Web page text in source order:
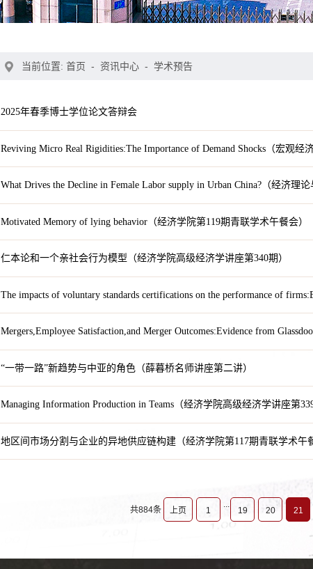
当前位置: 首页 - 资讯中心 - 学术预告
2025年春季博士学位论文答辩会
Reviving Micro Real Rigidities:The Importance of Demand Shocks（宏观经
What Drives the Decline in Female Labor supply in Urban China?（经济理
Motivated Memory of lying behavior（经济学院第119期青联学术午餐会）
仁本论和一个亲社会行为模型（经济学院高级经济学讲座第340期）
The impacts of voluntary standards certifications on the performance of
Mergers,Employee Satisfaction,and Merger Outcomes:Evidence from
“一带一路”新趋势与中亚的角色（薛暮桥名师讲座第二讲）
Managing Information Production in Teams（经济学院高级经济学讲座第339
地区间市场分割与企业的异地供应链构建（经济学院第117期青联学术午
共884条 上页 1 19 20 21